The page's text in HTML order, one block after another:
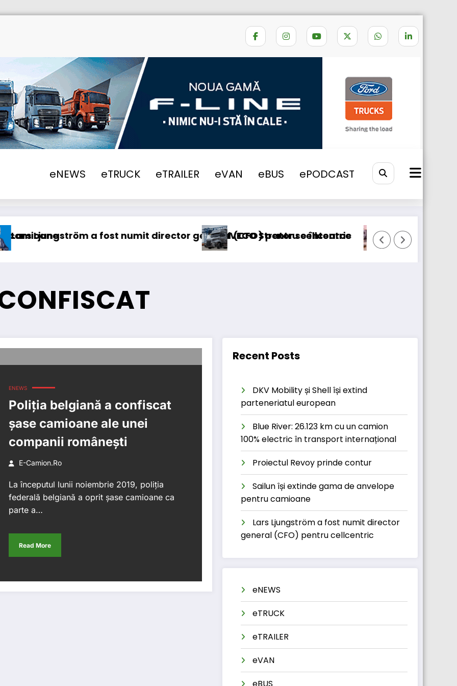
eNEWS eTRUCK eTRAILER eVAN eBUS ePODCAST
CAMION CONFISCAT
a fost numit director general (CFO) pentru cellcentric
IVECO Strator se întoarce BursaTransport/123cargo
ENEWS
Poliția belgiană a confiscat
șase camioane ale unei
companii românești
E-Camion.ro
La începutul lunii noiembrie 2019, poliția
federală belgiană a oprit șase camioane ca
parte a…
Read More
Recent Posts
DKV Mobility și Shell își extind
parteneriatul european
Blue River: 26.123 km cu un camion
100% electric în transport internațional
Proiectul Revoy prinde contur
Sailun își extinde gama de anvelope
pentru camioane
Lars Ljungström a fost numit director
general (CFO) pentru cellcentric
eNEWS
eTRUCK
eTRAILER
eVAN
eBUS